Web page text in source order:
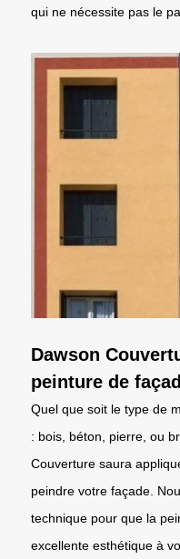
qui ne nécessite pas le
Dawson
peinture de
Quel que soit le type de
: bois, béton, pierre, ou
Couverture saura
peindre votre façade.
technique pour que la
excellente esthétique à